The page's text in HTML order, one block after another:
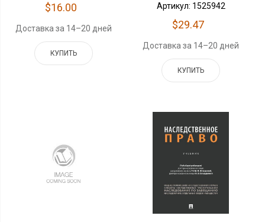
$16.00
Доставка за 14–20 дней
КУПИТЬ
Артикул: 1525942
$29.47
Доставка за 14–20 дней
КУПИТЬ